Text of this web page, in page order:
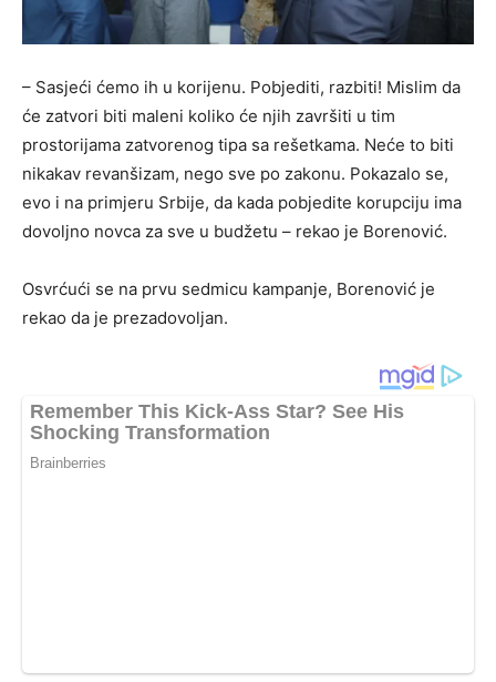
– Sasjeći ćemo ih u korijenu. Pobjediti, razbiti! Mislim da
će zatvori biti maleni koliko će njih završiti u tim
prostorijama zatvorenog tipa sa rešetkama. Neće to biti
nikakav revanšizam, nego sve po zakonu. Pokazalo se,
evo i na primjeru Srbije, da kada pobjedite korupciju ima
dovoljno novca za sve u budžetu – rekao je Borenović.
Osvrćući se na prvu sedmicu kampanje, Borenović je
rekao da je prezadovoljan.